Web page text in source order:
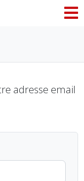
adresse email